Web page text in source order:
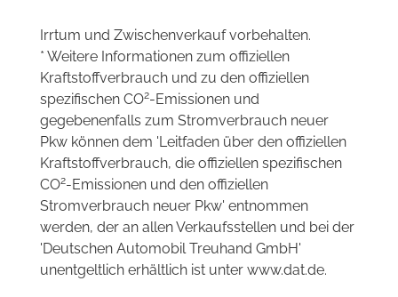
Irrtum und Zwischenverkauf vorbehalten.
* Weitere Informationen zum offiziellen
Kraftstoffverbrauch und zu den offiziellen
spezifischen CO2-Emissionen und
gegebenenfalls zum Stromverbrauch neuer
Pkw können dem 'Leitfaden über den offiziellen
Kraftstoffverbrauch, die offiziellen spezifischen
CO2-Emissionen und den offiziellen
Stromverbrauch neuer Pkw' entnommen
werden, der an allen Verkaufsstellen und bei der
'Deutschen Automobil Treuhand GmbH'
unentgeltlich erhältlich ist unter www.dat.de.